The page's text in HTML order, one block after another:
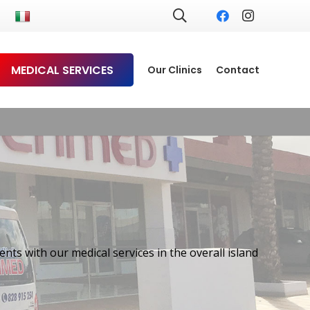
MEDICAL SERVICES Our Clinics Contact
with our medical services in the overall island